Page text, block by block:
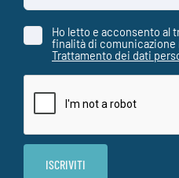
Ho letto e acconsento al
finalità di comunicazione
Trattamento dei dati